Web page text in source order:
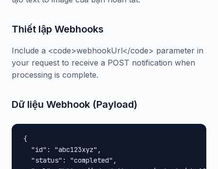
Thiết lập Webhooks
Include a <code>webhookUrl</code> parameter in
your request to receive a POST notification when
processing is complete.
Dữ liệu Webhook (Payload)
{
  "id": "abc123xyz",
  "status": "completed",